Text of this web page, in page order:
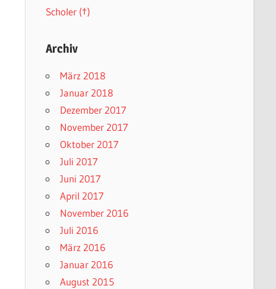
Scholer (†)
Archiv
März 2018
Januar 2018
Dezember 2017
November 2017
Oktober 2017
Juli 2017
Juni 2017
April 2017
November 2016
Juli 2016
März 2016
Januar 2016
August 2015